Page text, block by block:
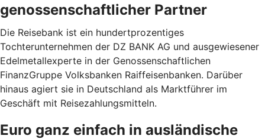
genossenschaftlicher Partner
Die Reisebank ist ein hundertprozentiges
Tochterunternehmen der DZ BANK AG und ausgewiesener
Edelmetallexperte in der Genossenschaftlichen
FinanzGruppe Volksbanken Raiffeisenbanken. Darüber
hinaus agiert sie in Deutschland als Marktführer im
Geschäft mit Reisezahlungsmitteln.
Euro ganz einfach in ausländische